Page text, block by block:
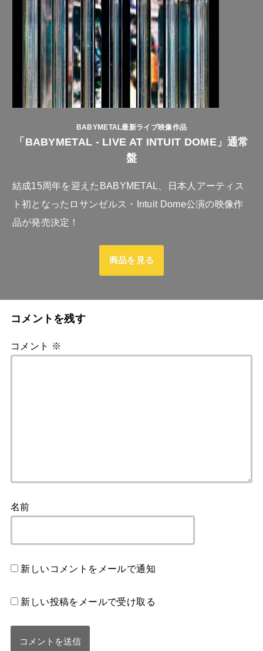
BABYMETAL最新ライブ映像作品
「BABYMETAL - LIVE AT INTUIT DOME」通常
盤
結成15周年を迎えたBABYMETAL、日本人アーティス
ト初となったロサンゼルス・Intuit Dome公演の映像作
品が発売決定！
商品を見る
コメントを残す
コメント ※
名前
新しいコメントをメールで通知
新しい投稿をメールで受け取る